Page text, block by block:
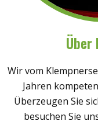
Über
Wir vom
Jahren
Überzeugen Sie
besuchen Sie